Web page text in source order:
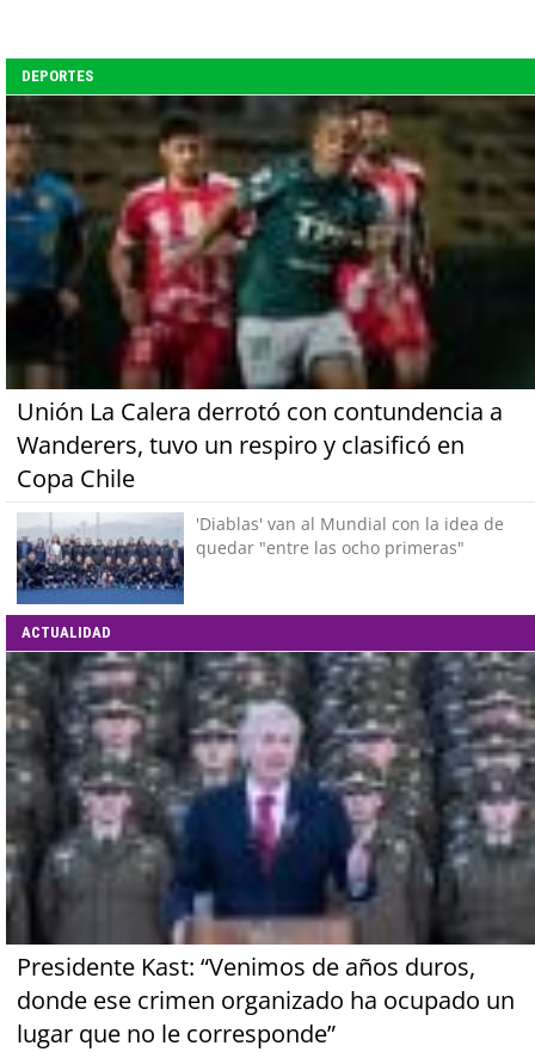
DEPORTES
Unión La Calera derrotó con contundencia a
Wanderers, tuvo un respiro y clasificó en
Copa Chile
'Diablas' van al Mundial con la idea de
quedar "entre las ocho primeras"
ACTUALIDAD
Presidente Kast: “Venimos de años duros,
donde ese crimen organizado ha ocupado un
lugar que no le corresponde”